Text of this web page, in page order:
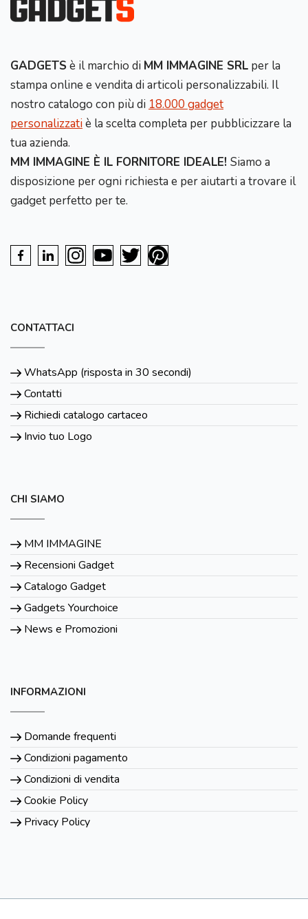
GADGETS è il marchio di MM IMMAGINE SRL per la
stampa online e vendita di articoli personalizzabili. Il
nostro catalogo con più di 18.000 gadget
personalizzatiè la scelta completa per pubblicizzare la
tua azienda.
MM IMMAGINE È IL FORNITORE IDEALE! Siamo a
disposizione per ogni richiesta e per aiutarti a trovare il
gadget perfetto per te.
CONTATTACI
WhatsApp (risposta in 30 secondi)
Contatti
Richiedi catalogo cartaceo
Invio tuo Logo
CHI SIAMO
MM IMMAGINE
Recensioni Gadget
Catalogo Gadget
Gadgets Yourchoice
News e Promozioni
INFORMAZIONI
Domande frequenti
Condizioni pagamento
Condizioni di vendita
Cookie Policy
Privacy Policy